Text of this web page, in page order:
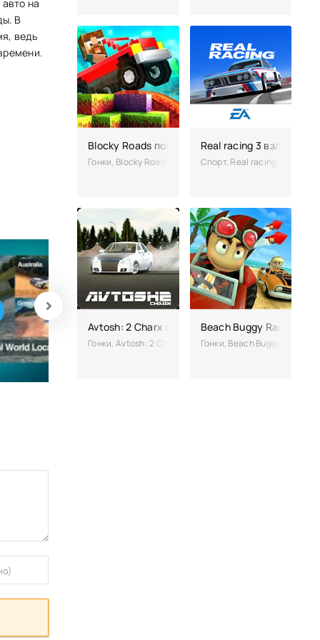
на
В
ведь
Blocky Roads полная версия (взломанная)
Гонки, Blocky Roads – ваш герой гонщик-энтузиаст
Real racing 3
Спорт, Real racing 3 -
Avtosh: 2 Charx взлом
Гонки, Avtosh: 2 Charx – отличное развлечение для
Beach Buggy Racing
Гонки, Beach Buggy Racing